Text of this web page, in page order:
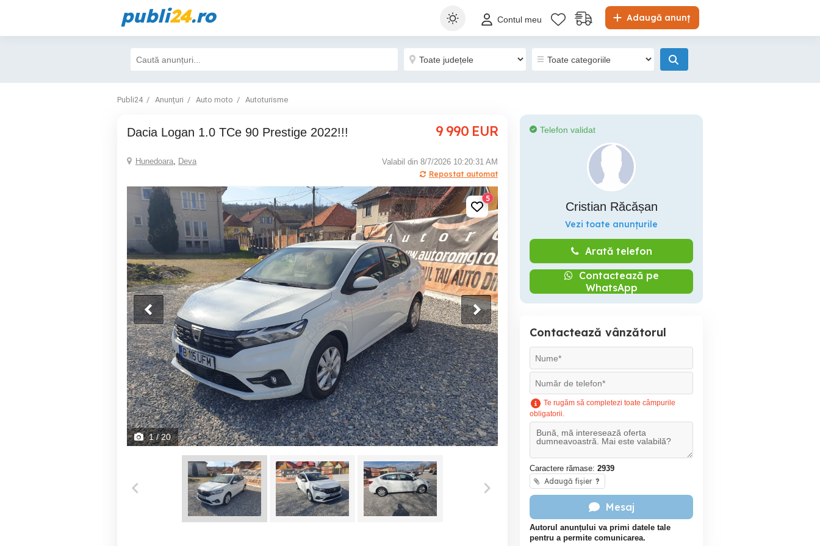
publi24.ro Adaugă anunț
Contul meu
Publi24 Anunțuri Auto moto Autoturisme
Dacia Logan 1.0 TCe 90 Prestige 2022!!! 9 990 EUR
Hunedoara, Deva
Valabil din 8/7/2026 10:20:31 AM
Repostat automat
5
1/ 20
Telefon validat
Cristian Răcășan
Vezi toate anunțurile
Arată telefon
Contactează pe
WhatsApp
Contactează vânzătorul
Te rugăm să completezi toate câmpurile
obligatorii.
Caractere rămase: 2939
Adaugă fișier ?
Mesaj
Autorul anunțului va primi datele tale
pentru a permite comunicarea.